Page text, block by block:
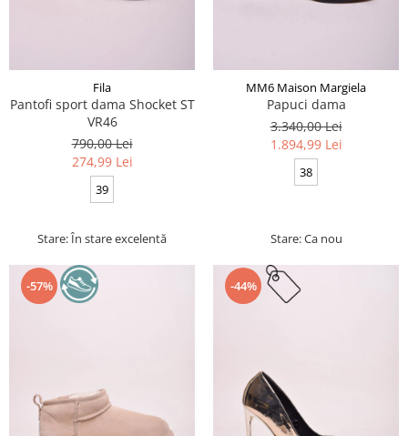
Fila
Pantofi sport dama Shocket ST
VR46
790,00 Lei
274,99 Lei
39
Stare: În stare excelentă
MM6 Maison Margiela
Papuci dama
3.340,00 Lei
1.894,99 Lei
38
Stare: Ca nou
-57% -44%